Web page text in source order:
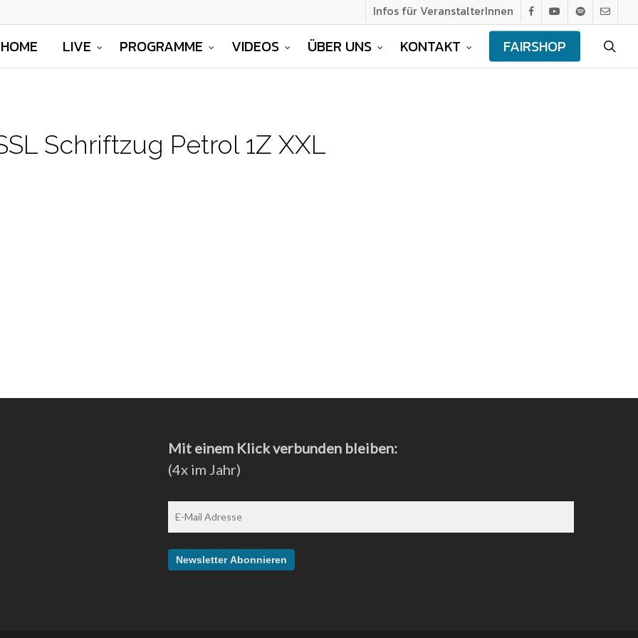
facebook
youtubespotifyemail
Infos für VeranstalterInnen
HOME LIVE PROGRAMME VIDEOS ÜBER UNS KONTAKT FAIRSHOP
Schriftzug Petrol 1Z XXL
Mit einem Klick verbunden bleiben:
(4x im Jahr)